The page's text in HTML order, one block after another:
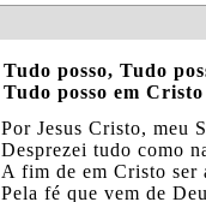
Tudo posso, Tudo
Tudo posso em
Por Jesus Cristo, meu
Desprezei tudo como
A fim de em Cristo ser
Pela fé que vem de